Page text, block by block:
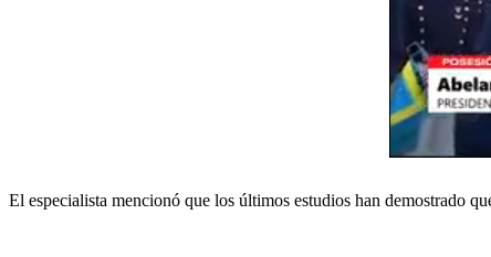
El especialista mencionó que los últimos estudios han demostrado